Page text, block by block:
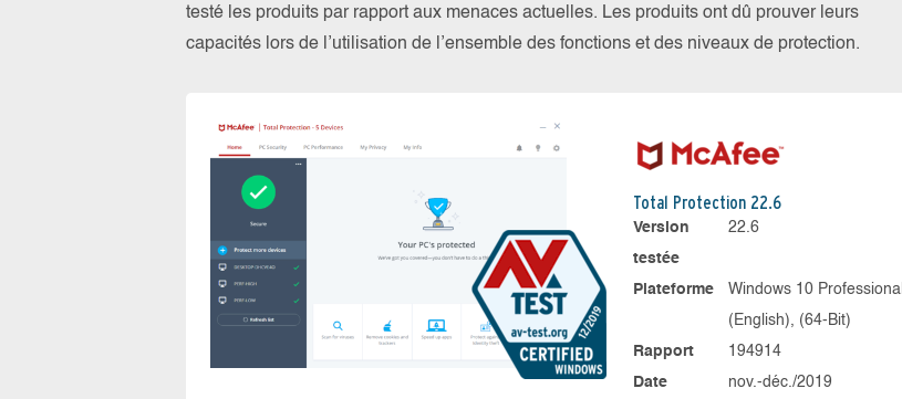
testé les produits par rapport aux menaces actuelles. Les produits ont dû prouver leurs
capacités lors de l’utilisation de l’ensemble des fonctions et des niveaux de protection.
Total Protection 22.6
Version
testée
22.6
Plateforme
Windows 10 Professional
(English), (64-Bit)
Rapport
194914
Date
nov.-déc./2019